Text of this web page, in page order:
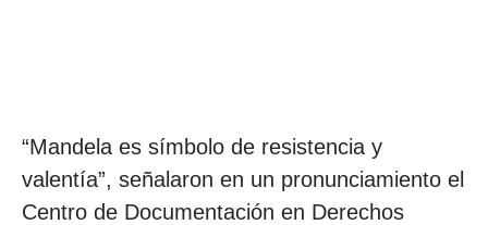
“Mandela es símbolo de resistencia y
valentía”, señalaron en un pronunciamiento el
Centro de Documentación en Derechos